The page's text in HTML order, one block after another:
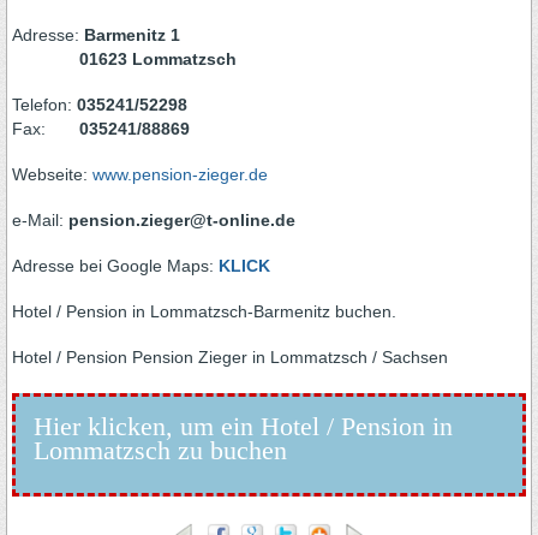
Adresse: Barmenitz 1
01623 Lommatzsch
Telefon: 035241/52298
Fax: 035241/88869
Webseite: www.pension-zieger.de
e-Mail: pension.zieger@t-online.de
Adresse bei Google Maps: KLICK
Hotel / Pension in Lommatzsch-Barmenitz buchen.
Hotel / Pension Pension Zieger in Lommatzsch / Sachsen
Hier klicken, um ein Hotel / Pension in
Lommatzsch zu buchen